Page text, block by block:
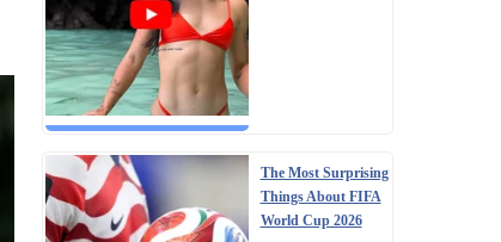
The Most Surprising
Things About FIFA
World Cup 2026